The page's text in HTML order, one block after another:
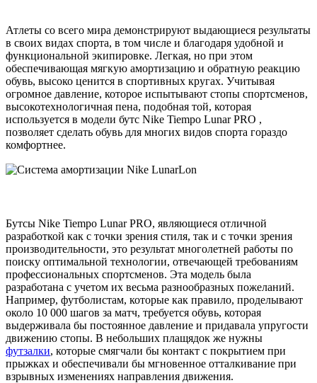
Атлеты со всего мира демонстрируют выдающиеся результаты
в своих видах спорта, в том числе и благодаря удобной и
функциональной экипировке. Легкая, но при этом
обеспечивающая мягкую амортизацию и обратную реакцию
обувь, высоко ценится в спортивных кругах. Учитывая
огромное давление, которое испытывают стопы спортсменов,
высокотехнологичная пена, подобная той, которая
используется в модели бутс Nike Tiempo Lunar PRO ,
позволяет сделать обувь для многих видов спорта гораздо
комфортнее.
Бутсы Nike Tiempo Lunar PRO, являющиеся отличной
разработкой как с точки зрения стиля, так и с точки зрения
производительности, это результат многолетней работы по
поиску оптимальной технологии, отвечающей требованиям
профессиональных спортсменов. Эта модель была
разработана с учетом их весьма разнообразных пожеланий.
Например, футболистам, которые как правило, проделывают
около 10 000 шагов за матч, требуется обувь, которая
выдерживала бы постоянное давление и придавала упругости
движению стопы. В небольших плащядок же нужны
футзалки, которые смягчали бы контакт с покрытием при
прыжках и обеспечивали бы мгновенное отталкивание при
взрывных изменениях направления движения.